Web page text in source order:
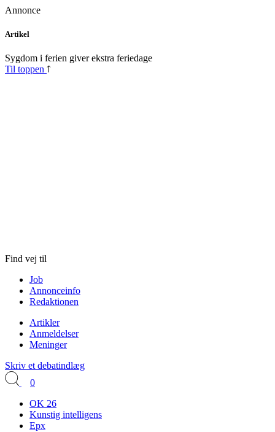
Annonce
Skip
content
Artikel
Sygdom i ferien giver ekstra feriedage
Til toppen
Find vej til
Job
Annonceinfo
Redaktionen
Artikler
Anmeldelser
Meninger
Skriv et debatindlæg
0
OK 26
Kunstig intelligens
Epx